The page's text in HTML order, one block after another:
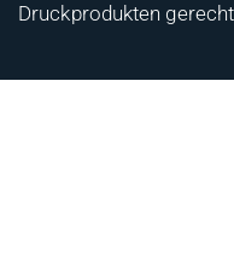
Druckprodukten